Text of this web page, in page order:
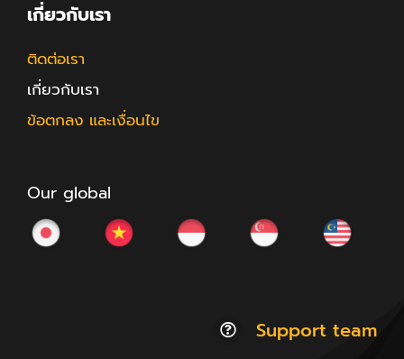
เกี่ยวกับเรา
ติดต่อเรา
เกี่ยวกับเรา
ข้อตกลง และเงื่อนไข
Our global
Support team